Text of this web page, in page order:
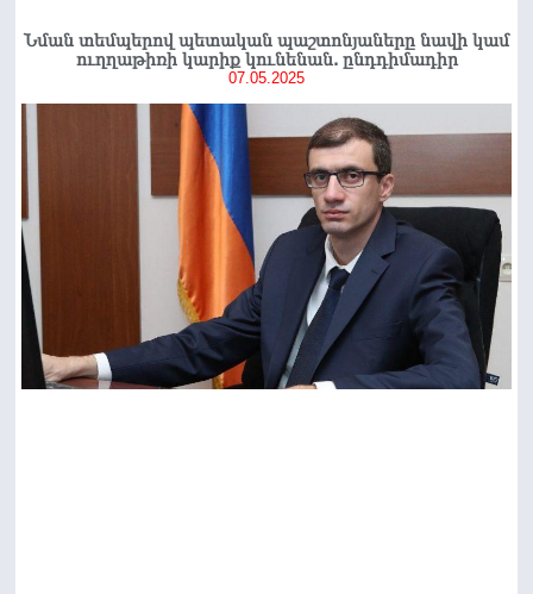
Նման տեմպերով պետական ​​պաշտոնյաները նավի կամ
ուղղաթիռի կարիք կունենան. ընդդիմադիր
07.05.2025